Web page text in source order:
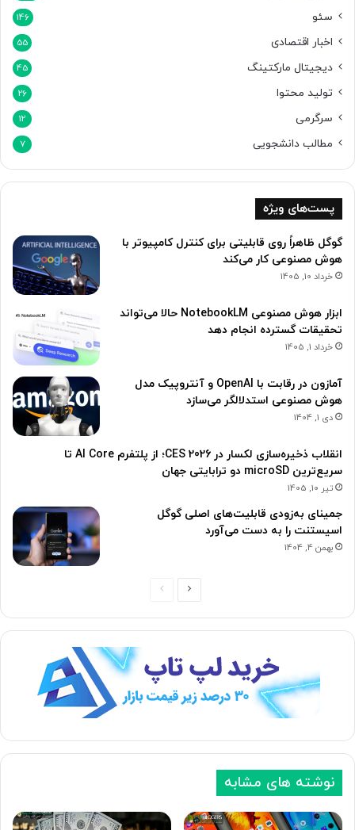
سئو 146
اخبار اقتصادی 55
دیجیتال مارکتینگ 45
تولید محتوا 26
سرگرمی 12
مطالب دانشجویی 7
پست‌های ویژه
گوگل ظاهراً روی قابلیتی برای کنترل کامپیوتر با
هوش مصنوعی کار می‌کند
خرداد 10, 1405
ابزار هوش مصنوعی NotebookLM حالا می‌تواند
تحقیقات گسترده انجام دهد
خرداد 1, 1405
آمازون در رقابت با OpenAI و آنتروپیک مدل
هوش مصنوعی استدلالگر می‌سازد
دی 1, 1404
انقلاب ذخیره‌سازی لکسار در CES 2026؛ از پلتفرم AI Core تا
سریع‌ترین microSD دو ترابایتی جهان
تیر 10, 1405
جمینای به‌زودی قابلیت‌های اصلی گوگل
اسیستنت را به دست می‌آورد
بهمن 4, 1404
صفحه
صفحه
نوشته های مشابه